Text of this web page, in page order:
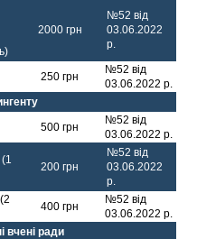
2000 грн
№52 від
03.06.2022
р.
250 грн
№52 від
03.06.2022 р.
500 грн
№52 від
03.06.2022 р.
200 грн
№52 від
03.06.2022
р.
400 грн
№52 від
03.06.2022 р.
вчені ради